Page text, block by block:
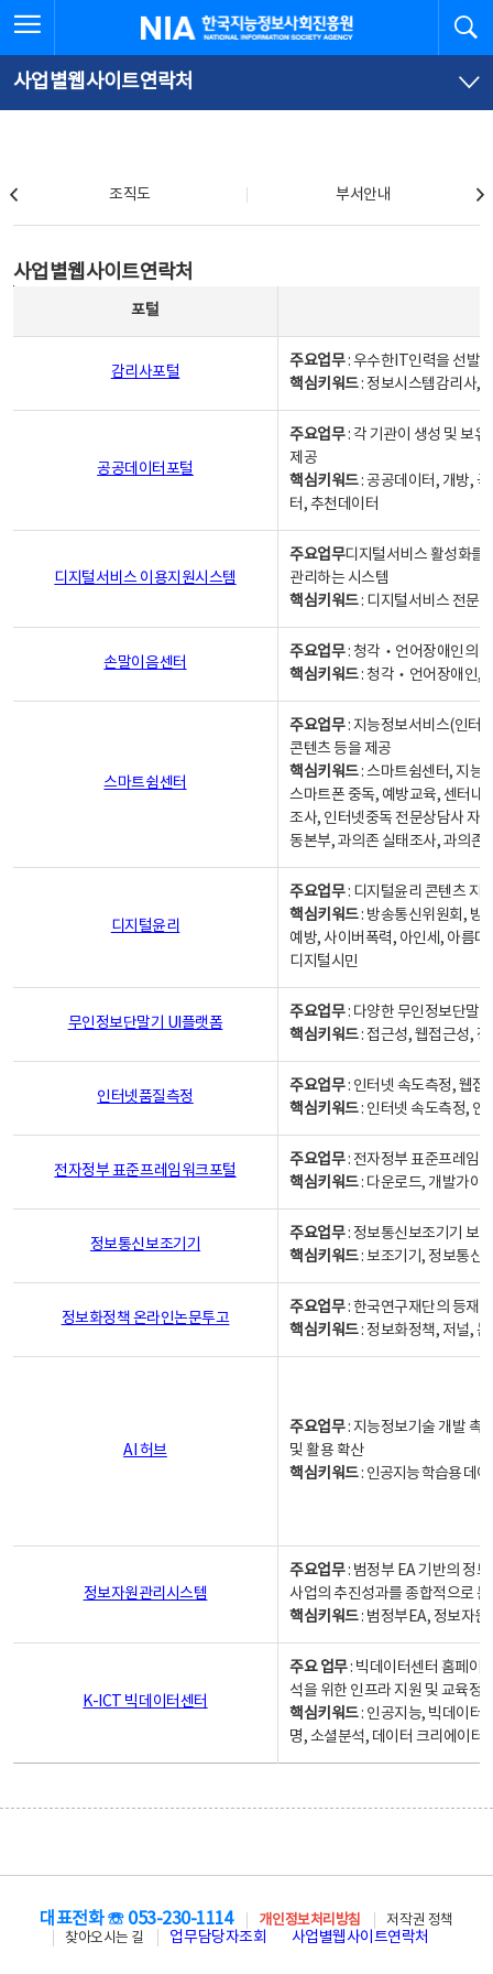
문
로
가
체
뉴
바
가
한국지능정보사회진흥원
사업별웹사이트연락처
조직도 부서안내
사업별웹사이트연락처
포털
감리사포털
주요업무: 우수한IT인력을 선발
핵심키워드: 정보시스템감리사,
공공데이터포털
주요업무: 각 기관이 생성 및 보
제공
핵심키워드: 공공데이터, 개방,
터, 추천데이터
디지털서비스 이용지원시스템
주요업무디지털서비스 활성화를
관리하는 시스템
핵심키워드: 디지털서비스 전문
손말이음센터
주요업무: 청각‧언어장애인의
핵심키워드: 청각‧언어장애인,
스마트쉼센터
주요업무: 지능정보서비스(인터
콘텐츠 등을 제공
핵심키워드: 스마트쉼센터, 지능
스마트폰 중독, 예방교육, 센터내
조사, 인터넷중독 전문상담사 자
동본부, 과의존 실태조사, 과의존
디지털윤리
주요업무: 디지털윤리 콘텐츠 지
핵심키워드: 방송통신위원회, 방
예방, 사이버폭력, 아인세, 아름
디지털시민
무인정보단말기 UI플랫폼
주요업무: 다양한 무인정보단말
핵심키워드: 접근성, 웹접근성,
인터넷품질측정
주요업무: 인터넷 속도측정, 웹접
핵심키워드: 인터넷 속도측정, 인
전자정부 표준프레임워크포털
주요업무: 전자정부 표준프레임
핵심키워드: 다운로드, 개발가이
정보통신보조기기
주요업무: 정보통신보조기기 보
핵심키워드: 보조기기, 정보통신
정보화정책 온라인논문투고
주요업무: 한국연구재단의 등재
핵심키워드: 정보화정책, 저널,
AI 허브
주요업무: 지능정보기술 개발 촉
및 활용 확산
핵심키워드: 인공지능 학습용 데
정보자원관리시스템
주요업무: 범정부 EA 기반의 정
사업의 추진성과를 종합적으로
핵심키워드: 범정부EA, 정보자
K-ICT 빅데이터센터
주요 업무: 빅데이터센터 홈페이
석을 위한 인프라 지원 및 교육정
핵심키워드: 인공지능, 빅데이터,
명, 소셜분석, 데이터 크리에이터
대표전화 ☏ 053-230-1114 개인정보처리방침
저작권 정책
찾아오시는 길
업무담당자조회 사업별웹사이트연락처